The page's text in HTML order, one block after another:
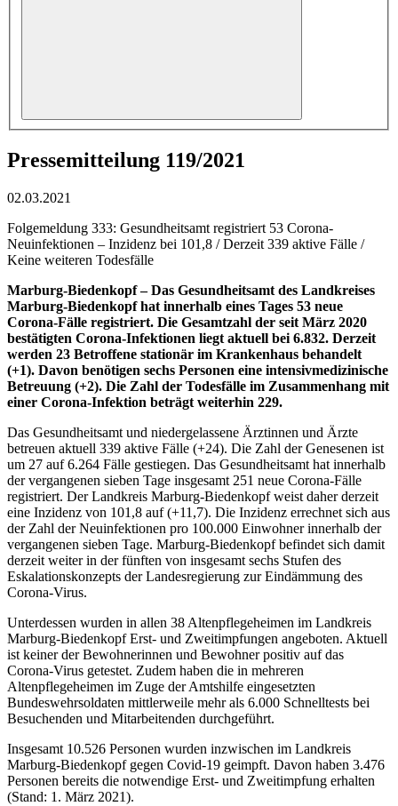
Pressemitteilung 119/2021
02.03.2021
Folgemeldung 333: Gesundheitsamt registriert 53 Corona-
Neuinfektionen – Inzidenz bei 101,8 / Derzeit 339 aktive Fälle /
Keine weiteren Todesfälle
Marburg-Biedenkopf – Das Gesundheitsamt des Landkreises
Marburg-Biedenkopf hat innerhalb eines Tages 53 neue
Corona-Fälle registriert. Die Gesamtzahl der seit März 2020
bestätigten Corona-Infektionen liegt aktuell bei 6.832. Derzeit
werden 23 Betroffene stationär im Krankenhaus behandelt
(+1). Davon benötigen sechs Personen eine intensivmedizinische
Betreuung (+2). Die Zahl der Todesfälle im Zusammenhang mit
einer Corona-Infektion beträgt weiterhin 229.
Das Gesundheitsamt und niedergelassene Ärztinnen und Ärzte
betreuen aktuell 339 aktive Fälle (+24). Die Zahl der Genesenen ist
um 27 auf 6.264 Fälle gestiegen. Das Gesundheitsamt hat innerhalb
der vergangenen sieben Tage insgesamt 251 neue Corona-Fälle
registriert. Der Landkreis Marburg-Biedenkopf weist daher derzeit
eine Inzidenz von 101,8 auf (+11,7). Die Inzidenz errechnet sich aus
der Zahl der Neuinfektionen pro 100.000 Einwohner innerhalb der
vergangenen sieben Tage. Marburg-Biedenkopf befindet sich damit
derzeit weiter in der fünften von insgesamt sechs Stufen des
Eskalationskonzepts der Landesregierung zur Eindämmung des
Corona-Virus.
Unterdessen wurden in allen 38 Altenpflegeheimen im Landkreis
Marburg-Biedenkopf Erst- und Zweitimpfungen angeboten. Aktuell
ist keiner der Bewohnerinnen und Bewohner positiv auf das
Corona-Virus getestet. Zudem haben die in mehreren
Altenpflegeheimen im Zuge der Amtshilfe eingesetzten
Bundeswehrsoldaten mittlerweile mehr als 6.000 Schnelltests bei
Besuchenden und Mitarbeitenden durchgeführt.
Insgesamt 10.526 Personen wurden inzwischen im Landkreis
Marburg-Biedenkopf gegen Covid-19 geimpft. Davon haben 3.476
Personen bereits die notwendige Erst- und Zweitimpfung erhalten
(Stand: 1. März 2021).